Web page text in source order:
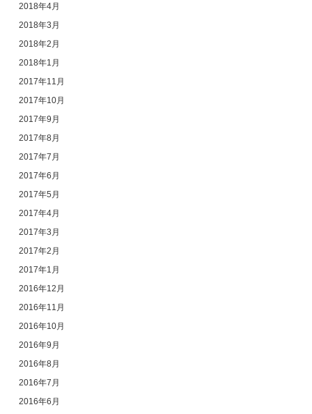
2018年4月
2018年3月
2018年2月
2018年1月
2017年11月
2017年10月
2017年9月
2017年8月
2017年7月
2017年6月
2017年5月
2017年4月
2017年3月
2017年2月
2017年1月
2016年12月
2016年11月
2016年10月
2016年9月
2016年8月
2016年7月
2016年6月